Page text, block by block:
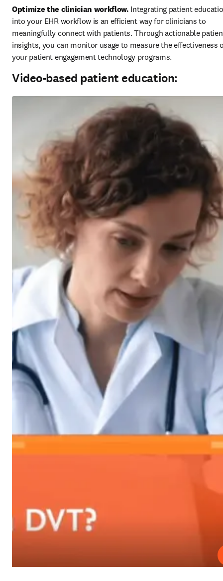
Optimize the clinician workflow. Integrating patient
into your EHR workflow is an efficient way for clinicians to
meaningfully connect with patients. Through actionable
insights, you can monitor usage to measure the effectiveness
your patient engagement technology programs.
Video-based patient education: